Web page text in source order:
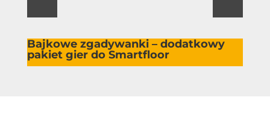
Bajkowe zgadywanki – dodatkowy
pakiet gier do Smartfloor